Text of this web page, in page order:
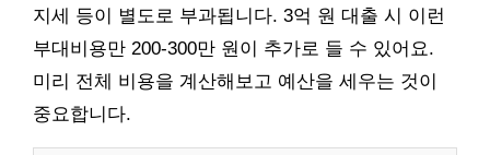
지세 등이 별도로 부과됩니다. 3억 원 대출 시 이런
부대비용만 200-300만 원이 추가로 들 수 있어요.
미리 전체 비용을 계산해보고 예산을 세우는 것이
중요합니다.